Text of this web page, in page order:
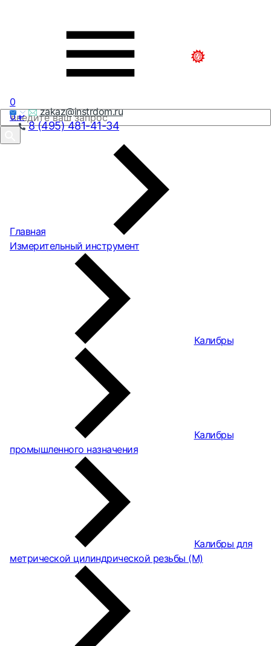
zakaz@instrdom.ru
8 (495) 481-41-34
0
0₽
Главная
Измерительный инструмент
Калибры
Калибры
промышленного назначения
Калибры для
метрической цилиндрической резьбы (М)